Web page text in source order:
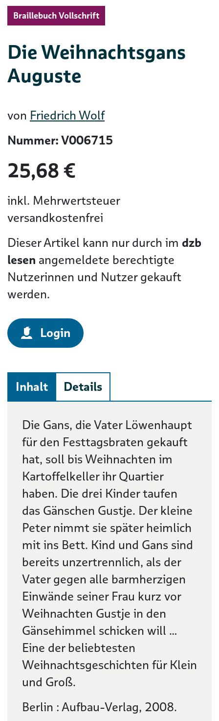
Braillebuch Vollschrift
Die Weihnachtsgans
Auguste
von Friedrich Wolf
Nummer: V006715
25,68 €
inkl. Mehrwertsteuer
versandkostenfrei
Dieser Artikel kann nur durch im dzb
lesen angemeldete berechtigte
Nutzerinnen und Nutzer gekauft
werden.
Login
Inhalt Details
Beschreibung
Die Gans, die Vater Löwenhaupt
für den Festtagsbraten gekauft
hat, soll bis Weihnachten im
Kartoffelkeller ihr Quartier
haben. Die drei Kinder taufen
das Gänschen Gustje. Der kleine
Peter nimmt sie später heimlich
mit ins Bett. Kind und Gans sind
bereits unzertrennlich, als der
Vater gegen alle barmherzigen
Einwände seiner Frau kurz vor
Weihnachten Gustje in den
Gänsehimmel schicken will …
Eine der beliebtesten
Weihnachtsgeschichten für Klein
und Groß.
Berlin : Aufbau-Verlag, 2008.